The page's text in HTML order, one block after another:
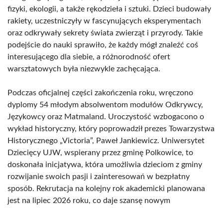
fizyki, ekologii, a także rękodzieła i sztuki. Dzieci budowały
rakiety, uczestniczyły w fascynujących eksperymentach
oraz odkrywały sekrety świata zwierząt i przyrody. Takie
podejście do nauki sprawiło, że każdy mógł znaleźć coś
interesującego dla siebie, a różnorodność ofert
warsztatowych była niezwykle zachęcająca.
Podczas oficjalnej części zakończenia roku, wręczono
dyplomy 54 młodym absolwentom modułów Odkrywcy,
Językowcy oraz Matmaland. Uroczystość wzbogacono o
wykład historyczny, który poprowadził prezes Towarzystwa
Historycznego „Victoria”, Paweł Jankiewicz. Uniwersytet
Dziecięcy UJW, wspierany przez gminę Polkowice, to
doskonała inicjatywa, która umożliwia dzieciom z gminy
rozwijanie swoich pasji i zainteresowań w bezpłatny
sposób. Rekrutacja na kolejny rok akademicki planowana
jest na lipiec 2026 roku, co daje szansę nowym